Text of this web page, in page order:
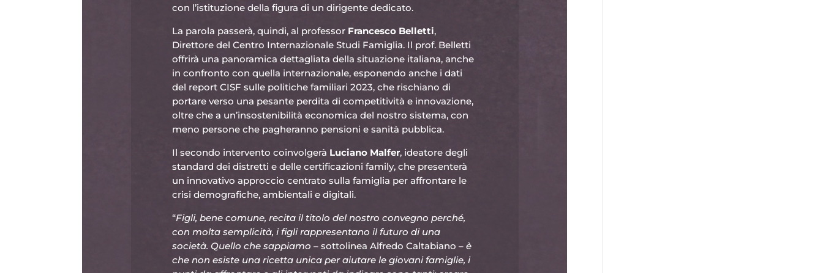
con l’istituzione della figura di un dirigente dedicato.
La parola passerà, quindi, al professor Francesco Belletti,
Direttore del Centro Internazionale Studi Famiglia. Il prof. Belletti
offrirà una panoramica dettagliata della situazione italiana, anche
in confronto con quella internazionale, esponendo anche i dati
del report CISF sulle politiche familiari 2023, che rischiano di
portare verso una pesante perdita di competitività e innovazione,
oltre che a un’insostenibilità economica del nostro sistema, con
meno persone che pagheranno pensioni e sanità pubblica.
Il secondo intervento coinvolgerà Luciano Malfer, ideatore degli
standard dei distretti e delle certificazioni family, che presenterà
un innovativo approccio centrato sulla famiglia per affrontare le
crisi demografiche, ambientali e digitali.
“Figli, bene comune, recita il titolo del nostro convegno perché,
con molta semplicità, i figli rappresentano il futuro di una
società. Quello che sappiamo – sottolinea Alfredo Caltabiano –è
che non esiste una ricetta unica per aiutare le giovani famiglie, i